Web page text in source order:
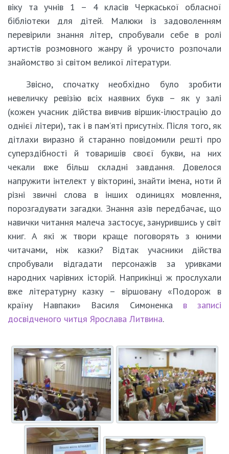
віку та учнів 1 – 4 класів Черкаської обласної
бібліотеки для дітей. Малюки із задоволенням
перевірили знання літер, спробували себе в ролі
артистів розмовного жанру й урочисто розпочали
знайомство зі світом великої літератури.
Звісно, спочатку необхідно було зробити
невеличку ревізію всіх наявних букв – як у залі
(кожен учасник дійства вивчив віршик-ілюстрацію до
однієї літери), так і в пам’яті присутніх. Після того, як
дітлахи виразно й старанно повідомили решті про
суперздібності й товаришів своєї букви, на них
чекали вже більш складні завдання. Довелося
напружити інтелект у вікторині, знайти імена, ноти й
різні звичні слова в інших одиницях мовлення,
порозгадувати загадки. Знання азів передбачає, що
навички читання малеча застосує, занурившись у світ
книг. А які ж твори краще поговорять з юними
читачами, ніж казки? Відтак учасники дійства
спробували відгадати персонажів за уривками
народних чарівних історій. Наприкінці ж прослухали
вже літературну казку – віршовану «Подорож в
країну Навпаки» Василя Симоненка в записі
досвідченого читця Ярослава Литвина.